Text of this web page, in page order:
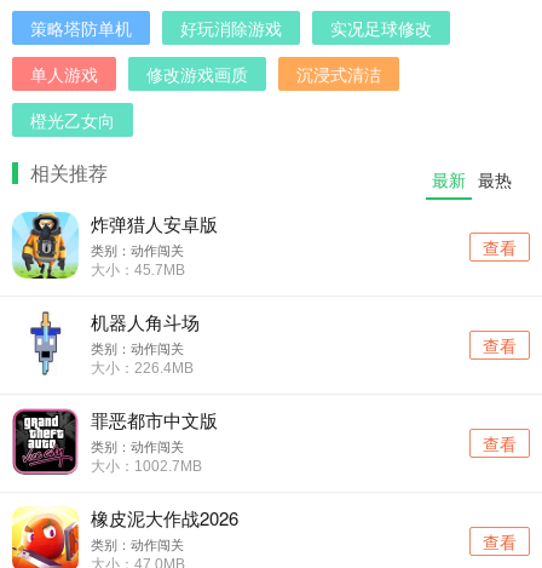
策略塔防单机
好玩消除游戏
实况足球修改
单人游戏
修改游戏画质
沉浸式清洁
橙光乙女向
相关推荐 最新 最热
炸弹猎人安卓版
类别：动作闯关
大小：45.7MB
查看
机器人角斗场
类别：动作闯关
大小：226.4MB
查看
罪恶都市中文版
类别：动作闯关
大小：1002.7MB
查看
橡皮泥大作战2026
类别：动作闯关
大小：47.0MB
查看